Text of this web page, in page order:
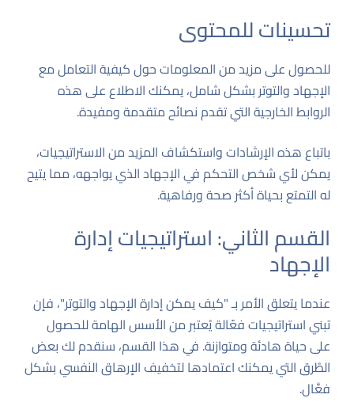
تحسينات للمحتوى
للحصول على مزيد من المعلومات حول كيفية التعامل مع
الإجهاد والتوتر بشكل شامل، يمكنك الاطلاع علىهذه
الروابط الخارجيةالتي تقدم نصائح متقدمة ومفيدة.
باتباع هذه الإرشادات واستكشاف المزيد من الاستراتيجيات،
يمكن لأي شخص التحكم في الإجهاد الذي يواجهه، مما يتيح
له التمتع بحياة أكثر صحة ورفاهية.
القسم الثاني: استراتيجيات إدارة
الإجهاد
عندما يتعلق الأمر بـ "كيف يمكن إدارة الإجهاد والتوتر"، فإن
تبني استراتيجيات فعّالة يُعتبر من الأسس الهامة للحصول
على حياة هادئة ومتوازنة. في هذا القسم، سنقدم لك بعض
الطُرق التي يمكنك اعتمادها لتخفيف الإرهاق النفسي بشكل
فعَّال.